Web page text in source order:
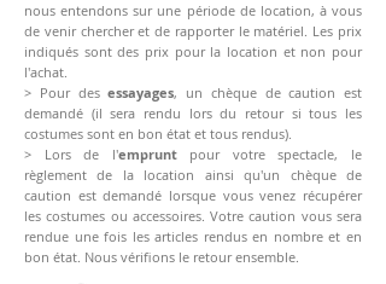
nous entendons sur une période de location, à vous
de venir chercher et de rapporter le matériel. Les prix
indiqués sont des prix pour la location et non pour
l'achat.
> Pour desessayages, un chèque de caution est
demandé (il sera rendu lors du retour si tous les
costumes sont en bon état et tous rendus).
> Lors de l'empruntpour votre spectacle, le
règlement de la location ainsi qu'un chèque de
caution est demandé lorsque vous venez récupérer
les costumes ou accessoires. Votre caution vous sera
rendue une fois les articles rendus en nombre et en
bon état. Nous vérifions le retour ensemble.